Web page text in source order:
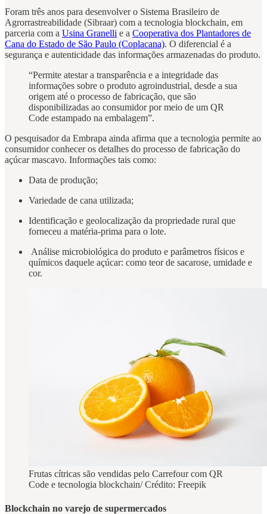
Foram três anos para desenvolver o Sistema Brasileiro de
Agrorrastreabilidade (Sibraar) com a tecnologia blockchain, em
parceria com a Usina Granelli e a Cooperativa dos Plantadores de
Cana do Estado de São Paulo (Coplacana). O diferencial é a
segurança e autenticidade das informações armazenadas do produto.
“Permite atestar a transparência e a integridade das
informações sobre o produto agroindustrial, desde a sua
origem até o processo de fabricação, que são
disponibilizadas ao consumidor por meio de um QR
Code estampado na embalagem”.
O pesquisador da Embrapa ainda afirma que a tecnologia permite ao
consumidor conhecer os detalhes do processo de fabricação do
açúcar mascavo. Informações tais como:
Data de produção;
Variedade de cana utilizada;
Identificação e geolocalização da propriedade rural que
forneceu a matéria-prima para o lote.
Análise microbiológica do produto e parâmetros físicos e
químicos daquele açúcar: como teor de sacarose, umidade e
cor.
Frutas cítricas são vendidas pelo Carrefour com QR
Code e tecnologia blockchain/ Crédito: Freepik
Blockchain no varejo de supermercados